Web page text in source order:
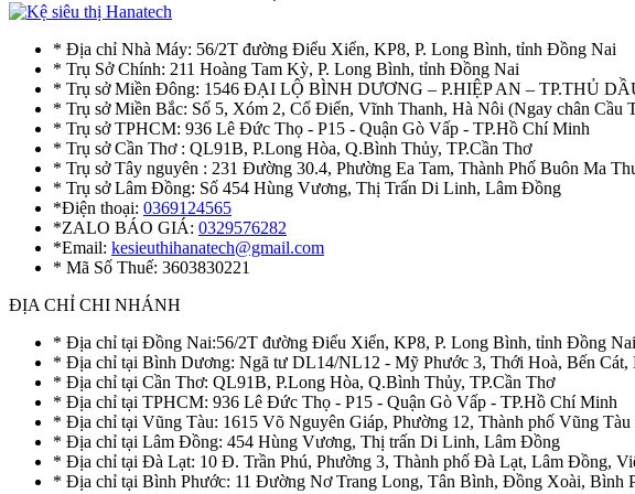
* Địa chỉ Nhà Máy: 56/2T đường Điểu Xiển, KP8, P. Long Bình, tỉnh Đồng Nai
* Trụ Sở Chính: 211 Hoàng Tam Kỳ, P. Long Bình, tỉnh Đồng Nai
* Trụ sở Miền Đông: 1546 ĐẠI LỘ BÌNH DƯƠNG – P.HIỆP AN – TP.THỦ
* Trụ sở Miền Bắc: Số 5, Xóm 2, Cổ Điển, Vĩnh Thanh, Hà Nôi (Ngay chân Cầu
* Trụ sở TPHCM: 936 Lê Đức Thọ - P15 - Quận Gò Vấp - TP.Hồ Chí Minh
* Trụ sở Cần Thơ : QL91B, P.Long Hòa, Q.Bình Thủy, TP.Cần Thơ
* Trụ sở Tây nguyên : 231 Đường 30.4, Phường Ea Tam, Thành Phố Buôn Ma
* Trụ sở Lâm Đồng: Số 454 Hùng Vương, Thị Trấn Di Linh, Lâm Đồng
*Điện thoại: 0369124565
*ZALO BÁO GIÁ: 0329576282
*Email: kesieuthihanatech@gmail.com
* Mã Số Thuế: 3603830221
ĐỊA CHỈ CHI NHÁNH
* Địa chỉ tại Đồng Nai:56/2T đường Điểu Xiển, KP8, P. Long Bình, tỉnh Đồng Nai
* Địa chỉ tại Bình Dương: Ngã tư DL14/NL12 - Mỹ Phước 3, Thới Hoà, Bến Cát,
* Địa chỉ tại Cần Thơ: QL91B, P.Long Hòa, Q.Bình Thủy, TP.Cần Thơ
* Địa chỉ tại TPHCM: 936 Lê Đức Thọ - P15 - Quận Gò Vấp - TP.Hồ Chí Minh
* Địa chỉ tại Vũng Tàu: 1615 Võ Nguyên Giáp, Phường 12, Thành phố Vũng Tàu
* Địa chỉ tại Lâm Đồng: 454 Hùng Vương, Thị trấn Di Linh, Lâm Đồng
* Địa chỉ tại Đà Lạt: 10 Đ. Trần Phú, Phường 3, Thành phố Đà Lạt, Lâm Đồng,
* Địa chỉ tại Bình Phước: 11 Đường Nơ Trang Long, Tân Bình, Đồng Xoài, Bình